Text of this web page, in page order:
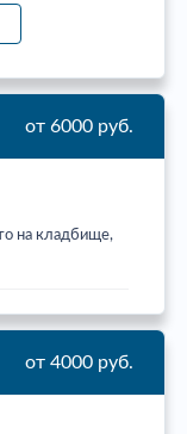
от 6000 руб.
на кладбище,
от 4000 руб.